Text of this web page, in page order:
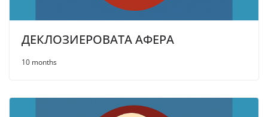
ДЕКЛОЗИЕРОВАТА АФЕРА
10 months